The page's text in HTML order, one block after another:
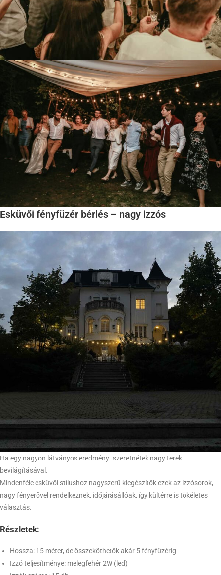
Esküvői fényfüzér bérlés – nagy izzós
Ha egy nagyon látványos eredményt szeretnétek nagy terek
bevilágításával.
Mindenféle esküvői stílushoz nagyszerű kiegészítők ezek az izzósorok,
nagy fényerővel rendelkeznek, időjárásállóak, így kültérre is tökéletes
választás.
Részletek:
Hossza: 15 méter, de összeköthetők akár 5 fényfüzérig
Izzó teljesítménye: melegfehér 2W (led)